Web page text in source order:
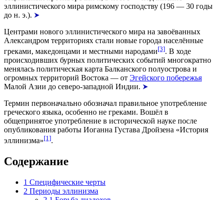
эллинистического мира римскому господству (196 — 30 годы
до н. э.).
Центрами нового эллинистического мира на завоёванных
Александром территориях стали новые города населённые
греками, македонцами и местными народами[3]. В ходе
происходивших бурных политических событий многократно
менялась политическая карта Балканского полуострова и
огромных территорий Востока — от Эгейского побережья
Малой Азии до северо-западной Индии.
Термин первоначально обозначал правильное употребление
греческого языка, особенно не греками. Вошёл в
общепринятое употребление в исторической науке после
опубликования работы Иоганна Густава Дройзена «История
эллинизма»[1].
Содержание
1 Специфические черты
2 Периоды эллинизма